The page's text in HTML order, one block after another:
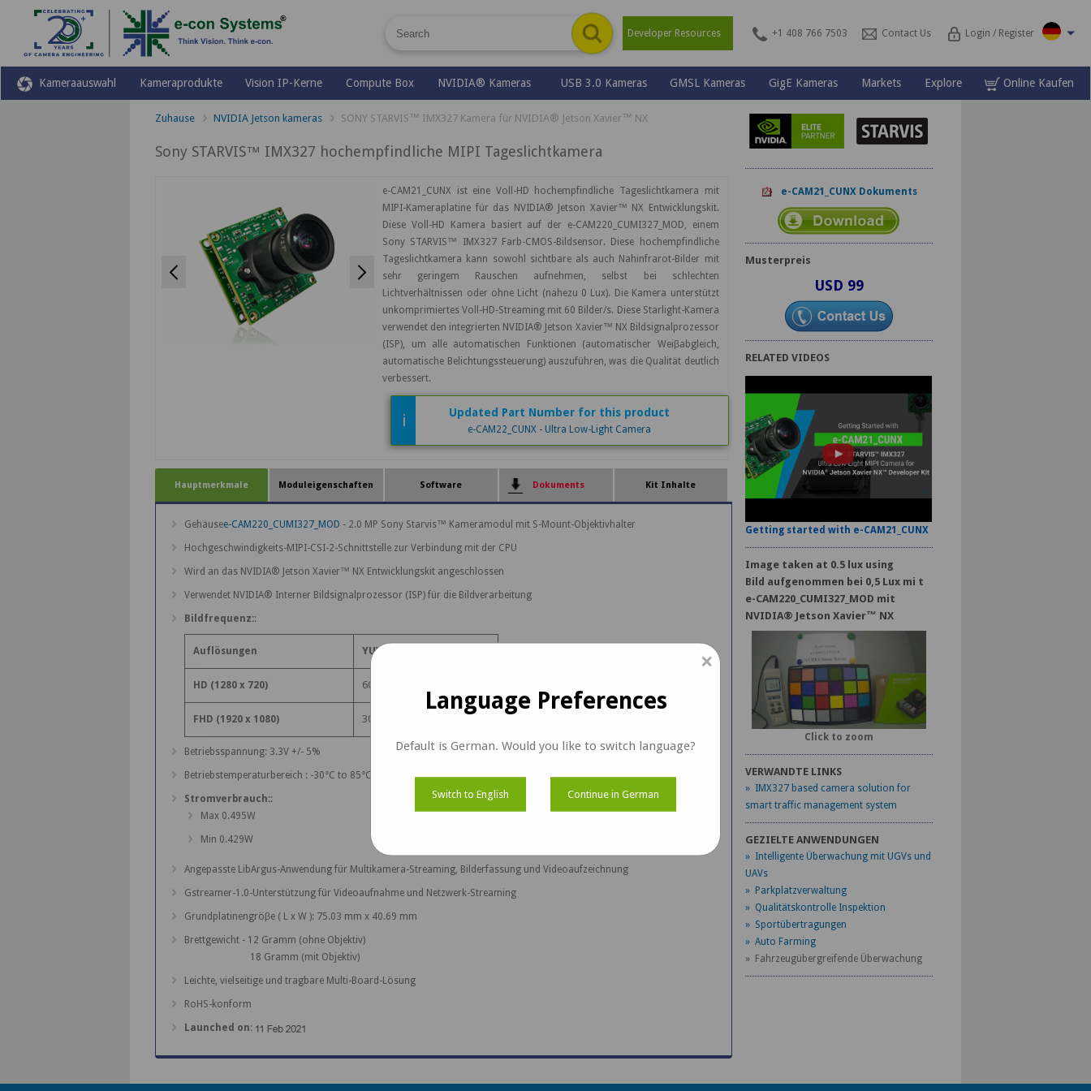
Developer Resources +1 408 766 7503 Contact Us Login / Register
Kameraauswahl Kameraprodukte Vision IP-Kerne Compute Box NVIDIA® Kameras USB 3.0 Kameras GMSL Kameras GigE Kameras Markets Explore Online Kaufen
Zuhause NVIDIA Jetson kameras SONY STARVIS™ IMX327 Kamera für NVIDIA® Jetson Xavier™ NX
Sony STARVIS™ IMX327 hochempfindliche MIPI Tageslichtkamera
Previous Next
e-CAM21_CUNX ist eine Voll-HD hochempfindliche Tageslichtkamera mit
MIPI-Kameraplatine für das NVIDIA® Jetson Xavier™ NX Entwicklungskit.
Diese Voll-HD Kamera basiert auf der e-CAM220_CUMI327_MOD, einem
Sony STARVIS™ IMX327 Farb-CMOS-Bildsensor. Diese hochempfindliche
Tageslichtkamera kann sowohl sichtbare als auch Nahinfrarot-Bilder mit
sehr geringem Rauschen aufnehmen, selbst bei schlechten
Lichtverhältnissen oder ohne Licht (nahezu 0 Lux). Die Kamera unterstützt
unkomprimiertes Voll-HD-Streaming mit 60 Bilder/s. Diese Starlight-Kamera
verwendet den integrierten NVIDIA® Jetson Xavier™ NX Bildsignalprozessor
(ISP), um alle automatischen Funktionen (automatischer Weiβabgleich,
automatische Belichtungssteuerung) auszuführen, was die Qualität deutlich
verbessert.
i Updated Part Number for this product
e-CAM22_CUNX - Ultra Low-Light Camera
Hauptmerkmale Moduleigenschaften Software Dokuments Kit Inhalte
Gehäusee-CAM220_CUMI327_MOD - 2.0 MP Sony Starvis™ Kameramodul mit S-Mount-Objektivhalter
Hochgeschwindigkeits-MIPI-CSI-2-Schnittstelle zur Verbindung mit der CPU
Wird an das NVIDIA® Jetson Xavier™ NX Entwicklungskit angeschlossen
Verwendet NVIDIA® Interner Bildsignalprozessor (ISP) für die Bildverarbeitung
Bildfrequenz::
Auflösungen YUV (NV12)
HD (1280 x 720) 60 B/s
FHD (1920 x 1080) 30 B/s & 60 B/s
Betriebsspannung: 3.3V +/- 5%
Betriebstemperaturbereich : -30°C to 85°C
Stromverbrauch::
Max 0.495W
Min 0.429W
Angepasste LibArgus-Anwendung für Multikamera-Streaming, Bilderfassung und Videoaufzeichnung
Gstreamer-1.0-Unterstützung für Videoaufnahme und Netzwerk-Streaming
Grundplatinengröβe ( L x W ): 75.03 mm x 40.69 mm
Brettgewicht - 12 Gramm (ohne Objektiv)
18 Gramm (mit Objektiv)
Leichte, vielseitige und tragbare Multi-Board-Lösung
RoHS-konform
Launched on:
e-CAM21_CUNX Dokuments
Musterpreis
USD 99
RELATED VIDEOS
Getting started with e-CAM21_CUNX
Image taken at 0.5 lux using
Bild aufgenommen bei 0,5 Lux mi t
e-CAM220_CUMI327_MOD mit
NVIDIA® Jetson Xavier™ NX
Click to zoom
VERWANDTE LINKS
» IMX327 based camera solution for
smart traffic management system
GEZIELTE ANWENDUNGEN
» Intelligente Überwachung mit UGVs und
UAVs
» Parkplatzverwaltung
» Qualitätskontrolle Inspektion
» Sportübertragungen
» Auto Farming
» Fahrzeugübergreifende Überwachung
×
Language Preferences
Default is German. Would you like to switch language?
Switch to English Continue in German